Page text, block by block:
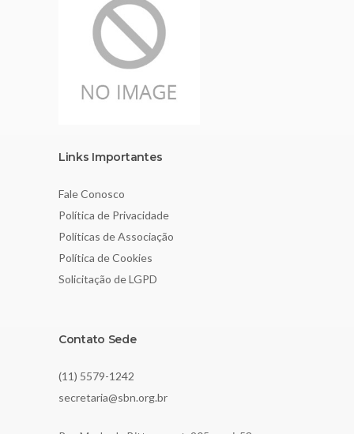
Links Importantes
Fale Conosco
Política de Privacidade
Políticas de Associação
Política de Cookies
Solicitação de LGPD
Contato Sede
(11) 5579-1242
secretaria@sbn.org.br